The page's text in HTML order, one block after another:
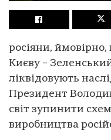
росіяни,
Києву –
ліквідовують
Президент
світ зупинити
виробництва